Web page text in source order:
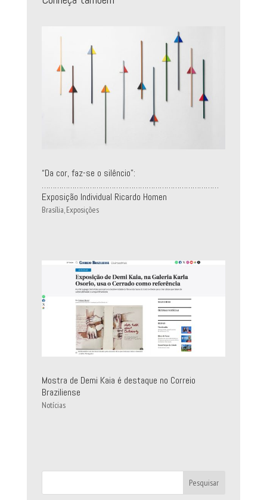
“Da cor, faz-se o silêncio”:
………………………………………………………………………
Exposição Individual Ricardo Homen
Brasília,Exposições
Mostra de Demi Kaia é destaque no Correio
Braziliense
Notícias